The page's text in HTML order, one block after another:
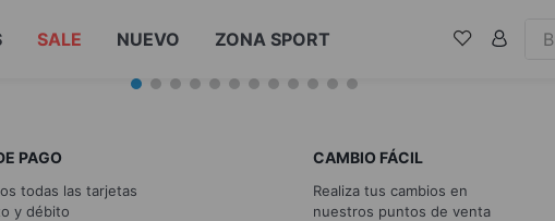
SALE NUEVO ZONA SPORT
PAGO
todas las tarjetas
y débito
CAMBIO FÁCIL
Realiza tus cambios en
nuestros puntos de venta